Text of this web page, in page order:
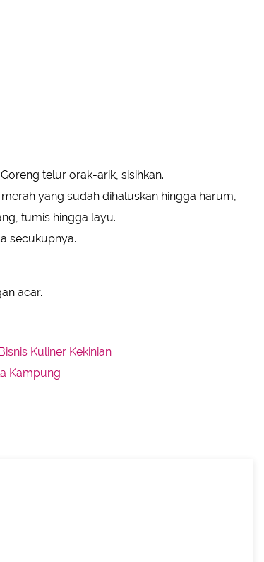
telur orak-arik, sisihkan.
yang sudah dihaluskan hingga harum,
tumis hingga layu.
secukupnya.
acar.
Kuliner Kekinian
Kampung